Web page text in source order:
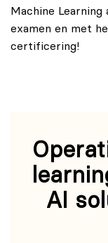
Machine
examen en met
certificering!
AI